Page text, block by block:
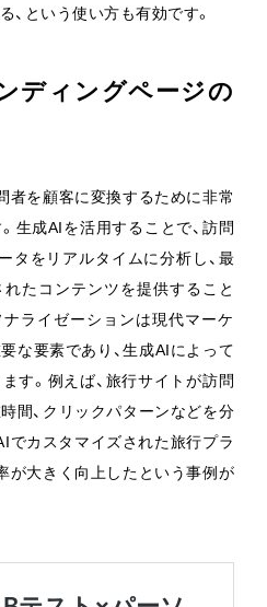
、という使い方も有効です。
ディングページの
者を顧客に変換するために非常
生成AIを活用することで、訪問
タをリアルタイムに分析し、最
たコンテンツを提供すること
ライゼーションは現代マーケ
な要素であり、生成AIによって
す。例えば、旅行サイトが訪問
間、クリックパターンなどを分
でカスタマイズされた旅行プラ
が大きく向上したという事例が